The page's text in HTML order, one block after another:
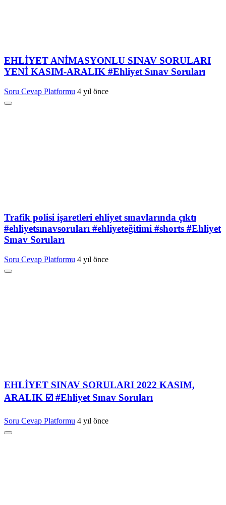
EHLİYET ANİMASYONLU SINAV SORULARI
YENİ KASIM-ARALIK #Ehliyet Sınav Soruları
Soru Cevap Platformu 4 yıl önce
Trafik polisi işaretleri ehliyet sınavlarında çıktı
#ehliyetsınavsoruları #ehliyeteğitimi #shorts #Ehliyet
Sınav Soruları
Soru Cevap Platformu 4 yıl önce
EHLİYET SINAV SORULARI 2022 KASIM,
ARALIK ☑️ #Ehliyet Sınav Soruları
Soru Cevap Platformu 4 yıl önce